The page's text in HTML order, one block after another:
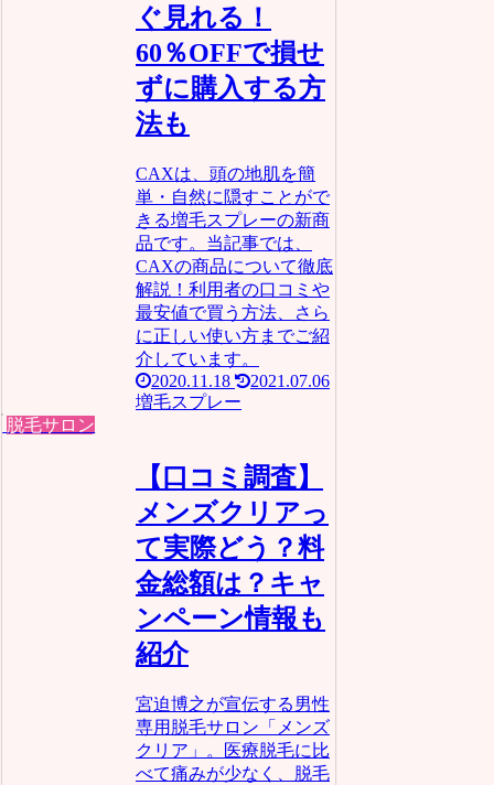
ぐ見れる！
60％OFFで損せ
ずに購入する方
法も
CAXは、頭の地肌を簡
単・自然に隠すことがで
きる増毛スプレーの新商
品です。当記事では、
CAXの商品について徹底
解説！利用者の口コミや
最安値で買う方法、さら
に正しい使い方までご紹
介しています。
2020.11.18
2021.07.06
増毛スプレー
脱毛サロン
【口コミ調査】
メンズクリアっ
て実際どう？料
金総額は？キャ
ンペーン情報も
紹介
宮迫博之が宣伝する男性
専用脱毛サロン「メンズ
クリア」。医療脱毛に比
べて痛みが少なく、脱毛